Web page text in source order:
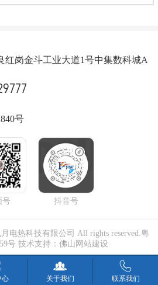
红岗金斗工业大道1号中集数科城A
号
号 抖音号
电热科技有限公司 All rights reserved.粤
号 技术支持： 佛山网站建设
心 关于我们 联系我们